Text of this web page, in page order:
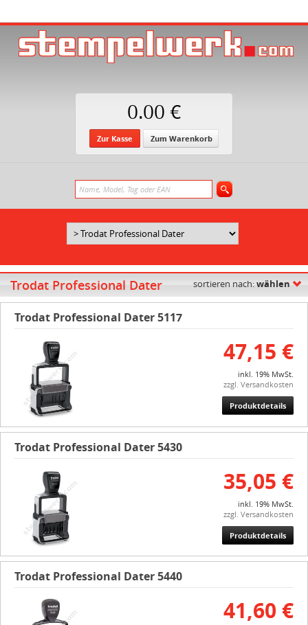
0.00 €
Zur Kasse Zum Warenkorb
Trodat Professional Dater sortieren nach:wählen
Trodat Professional Dater 5117
47,15 €
inkl. 19% MwSt.
zzgl. Versandkosten
Produktdetails
Trodat Professional Dater 5430
35,05 €
inkl. 19% MwSt.
zzgl. Versandkosten
Produktdetails
Trodat Professional Dater 5440
41,60 €